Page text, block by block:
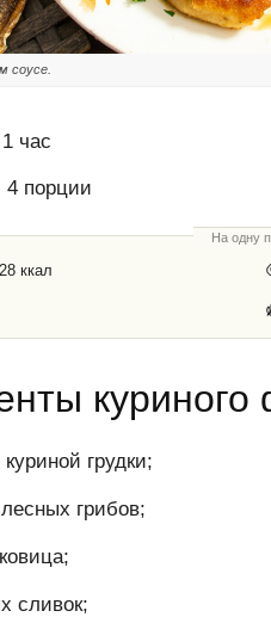
соусе.
1 час
4 порции
На одну
ккал
грудки;
грибов;
сливок;